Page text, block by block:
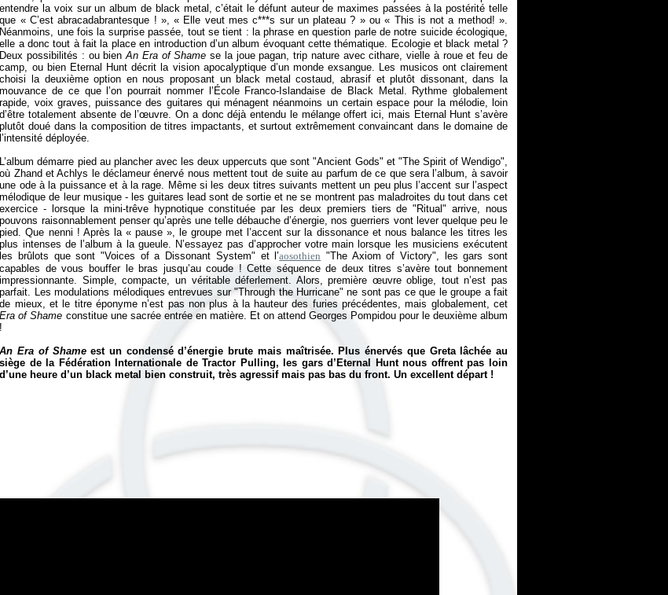
entendre la voix sur un album de black metal, c’était le défunt auteur de maximes passées à la postérité telle
que « C’est abracadabrantesque ! », « Elle veut mes c***s sur un plateau ? » ou « This is not a method! ».
Néanmoins, une fois la surprise passée, tout se tient : la phrase en question parle de notre suicide écologique,
elle a donc tout à fait la place en introduction d’un album évoquant cette thématique. Ecologie et black metal ?
Deux possibilités : ou bienAn Era of Shame se la joue pagan, trip nature avec cithare, vielle à roue et feu de
camp, ou bien Eternal Hunt décrit la vision apocalyptique d’un monde exsangue. Les musicos ont clairement
choisi la deuxième option en nous proposant un black metal costaud, abrasif et plutôt dissonant, dans la
mouvance de ce que l’on pourrait nommer l’École Franco-Islandaise de Black Metal. Rythme globalement
rapide, voix graves, puissance des guitares qui ménagent néanmoins un certain espace pour la mélodie, loin
d’être totalement absente de l’œuvre. On a donc déjà entendu le mélange offert ici, mais Eternal Hunt s’avère
plutôt doué dans la composition de titres impactants, et surtout extrêmement convaincant dans le domaine de
l’intensité déployée.
L’album démarre pied au plancher avec les deux uppercuts que sont "Ancient Gods" et "The Spirit of Wendigo",
où Zhand et Achlys le déclameur énervé nous mettent tout de suite au parfum de ce que sera l’album, à savoir
une ode à la puissance et à la rage. Même si les deux titres suivants mettent un peu plus l’accent sur l’aspect
mélodique de leur musique - les guitares lead sont de sortie et ne se montrent pas maladroites du tout dans cet
exercice - lorsque la mini-trêve hypnotique constituée par les deux premiers tiers de "Ritual" arrive, nous
pouvons raisonnablement penser qu’après une telle débauche d’énergie, nos guerriers vont lever quelque peu le
pied. Que nenni ! Après la « pause», le groupe met l’accent sur la dissonance et nous balance les titres les
plus intenses de l’album à la gueule. N’essayez pas d’approcher votre main lorsque les musiciens exécutent
les brûlots que sont "Voices of a Dissonant System" et l’aosothien "The Axiom of Victory", les gars sont
capables de vous bouffer le bras jusqu’au coude ! Cette séquence de deux titres s’avère tout bonnement
impressionnante. Simple, compacte, un véritable déferlement. Alors, première œuvre oblige, tout n’est pas
parfait. Les modulations mélodiques entrevues sur "Through the Hurricane" ne sont pas ce que le groupe a fait
de mieux, et le titre éponyme n’est pas non plus à la hauteur des furies précédentes, mais globalement, cet
Era of Shame constitue une sacrée entrée en matière. Et on attend Georges Pompidou pour le deuxième album
!
An Era of Shameest un condensé d’énergie brute mais maîtrisée. Plus énervés que Greta lâchée au
siège de la Fédération Internationale de Tractor Pulling, les gars d’Eternal Hunt nous offrent pas loin
d’une heure d’un black metal bien construit, très agressif mais pas bas du front. Un excellent départ !